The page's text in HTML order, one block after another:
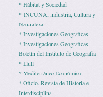
* Hábitat y Sociedad
* INCUNA, Industria, Cultura y
Naturaleza
* Investigaciones Geográficas
* Investigaciones Geográficas –
Boletín del Instituto de Geografia
* Llull
* Mediterráneo Económico
* Ofi­cio. Revista de His­to­ria e
Interdisciplina